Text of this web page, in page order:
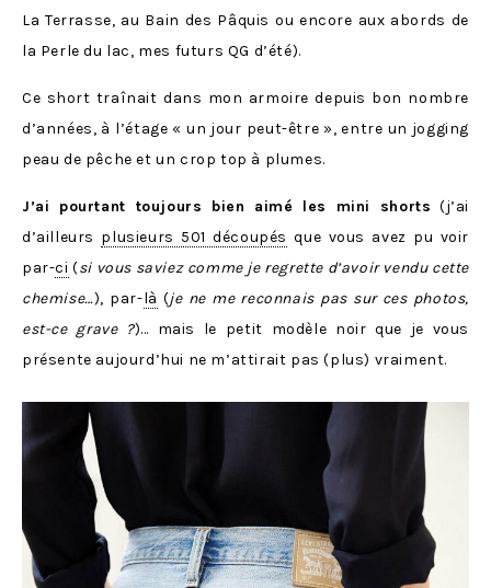
La Terrasse, au Bain des Pâquis ou encore aux abords de
la Perle du lac, mes futurs QG d’été).
Ce short traînait dans mon armoire depuis bon nombre
d’années, à l’étage « un jour peut-être », entre un jogging
peau de pêche et un crop top à plumes.
J’ai pourtant toujours bien aimé les mini shorts (j’ai
d’ailleurs plusieurs 501 découpés que vous avez pu voir
par-ci (si vous saviez comme je regrette d’avoir vendu cette
chemise…), par-là (je ne me reconnais pas sur ces photos,
est-ce grave ?)… mais le petit modèle noir que je vous
présente aujourd’hui ne m’attirait pas (plus) vraiment.